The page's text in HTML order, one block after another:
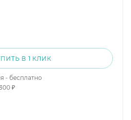
В 1 КЛИК
- бесплатно
₽